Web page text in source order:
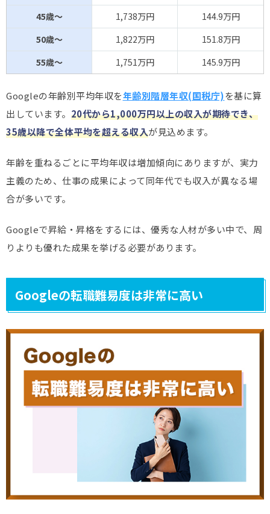
45歳～
1,738万円
144.9万円
50歳～
1,822万円
151.8万円
55歳～
1,751万円 145.9万円
Googleの年齢別平均年収を年齢別階層年収(国税庁)を基に算
出しています。 20代から1,000万円以上の収入が期待でき、
35歳以降で全体平均を超える収入が見込めます。
年齢を重ねるごとに平均年収は増加傾向にありますが、実力
主義のため、仕事の成果によって同年代でも収入が異なる場
合が多いです。
Googleで昇給・昇格をするには、優秀な人材が多い中で、周
りよりも優れた成果を挙げる必要があります。
Googleの転職難易度は非常に高い